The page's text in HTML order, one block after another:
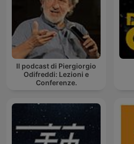
Il podcast di Piergiorgio
Odifreddi: Lezioni e
Conferenze.